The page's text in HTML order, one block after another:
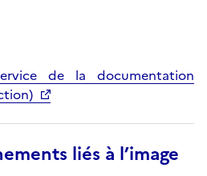
de la documentation
liés à l’image